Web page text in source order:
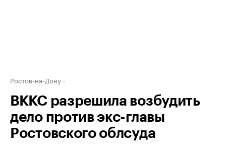
Ростов-на-Дону
ВККС разрешила возбудить
дело против экс-главы
Ростовского облсуда